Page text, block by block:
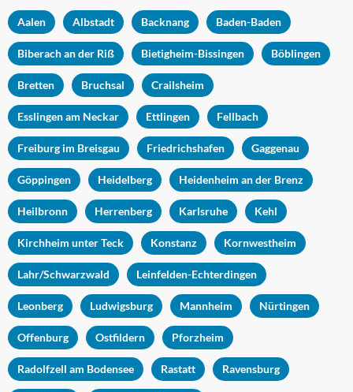
Aalen Albstadt Backnang Baden-Baden
Biberach an der Riß Bietigheim-Bissingen Böblingen
Bretten Bruchsal Crailsheim
Esslingen am Neckar Ettlingen Fellbach
Freiburg im Breisgau Friedrichshafen Gaggenau
Göppingen Heidelberg Heidenheim an der Brenz
Heilbronn Herrenberg Karlsruhe Kehl
Kirchheim unter Teck Konstanz Kornwestheim
Lahr/Schwarzwald Leinfelden-Echterdingen
Leonberg Ludwigsburg Mannheim Nürtingen
Offenburg Ostfildern Pforzheim
Radolfzell am Bodensee Rastatt Ravensburg